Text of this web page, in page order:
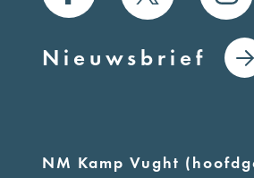
Nieuwsbrief
NM Kamp Vught